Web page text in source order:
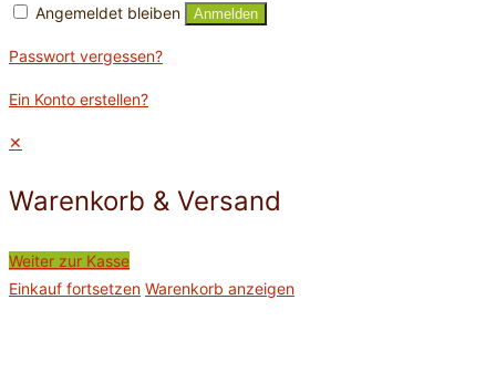
Angemeldet bleiben Anmelden
Passwort vergessen?
Ein Konto erstellen?
✕
Warenkorb & Versand
Weiter zur Kasse
Einkauf fortsetzen Warenkorb anzeigen